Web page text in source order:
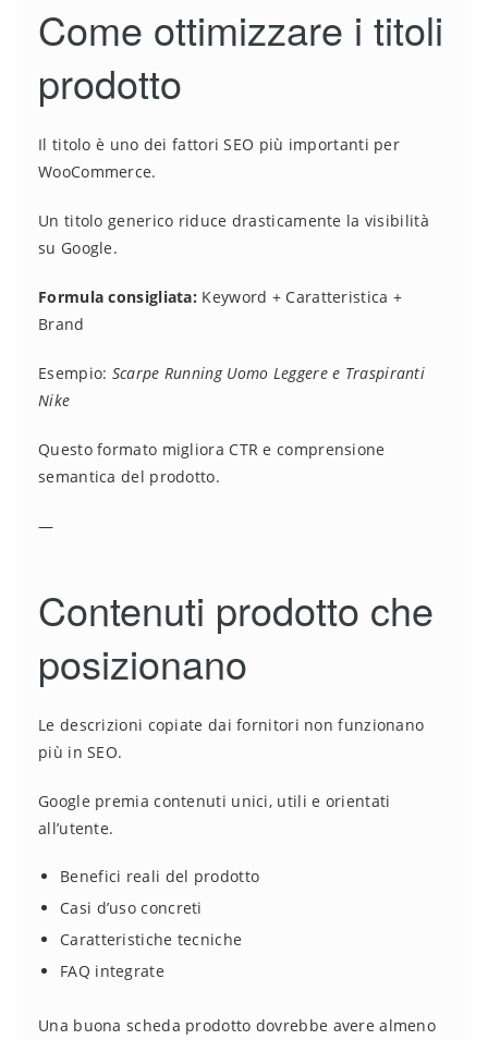
Come ottimizzare i titoli
prodotto
Il titolo è uno dei fattori SEO più importanti per
WooCommerce.
Un titolo generico riduce drasticamente la visibilità
su Google.
Formula consigliata: Keyword + Caratteristica +
Brand
Esempio: Scarpe Running Uomo Leggere e Traspiranti
Nike
Questo formato migliora CTR e comprensione
semantica del prodotto.
—
Contenuti prodotto che
posizionano
Le descrizioni copiate dai fornitori non funzionano
più in SEO.
Google premia contenuti unici, utili e orientati
all’utente.
Benefici reali del prodotto
Casi d’uso concreti
Caratteristiche tecniche
FAQ integrate
Una buona scheda prodotto dovrebbe avere almeno